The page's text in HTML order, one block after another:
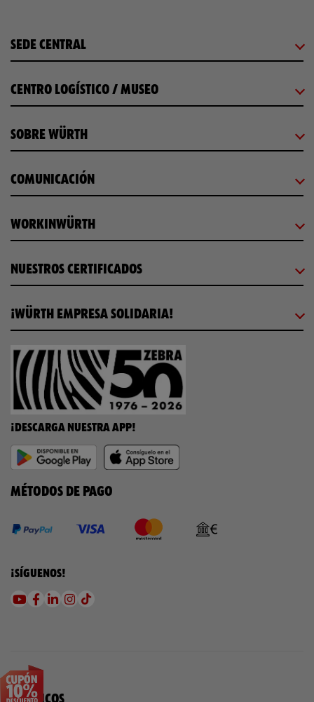
SEDE CENTRAL
CENTRO LOGÍSTICO / MUSEO
SOBRE WÜRTH
COMUNICACIÓN
WORKINWÜRTH
NUESTROS CERTIFICADOS
¡WÜRTH EMPRESA SOLIDARIA!
¡DESCARGA NUESTRA APP!
MÉTODOS DE PAGO
¡SÍGUENOS!